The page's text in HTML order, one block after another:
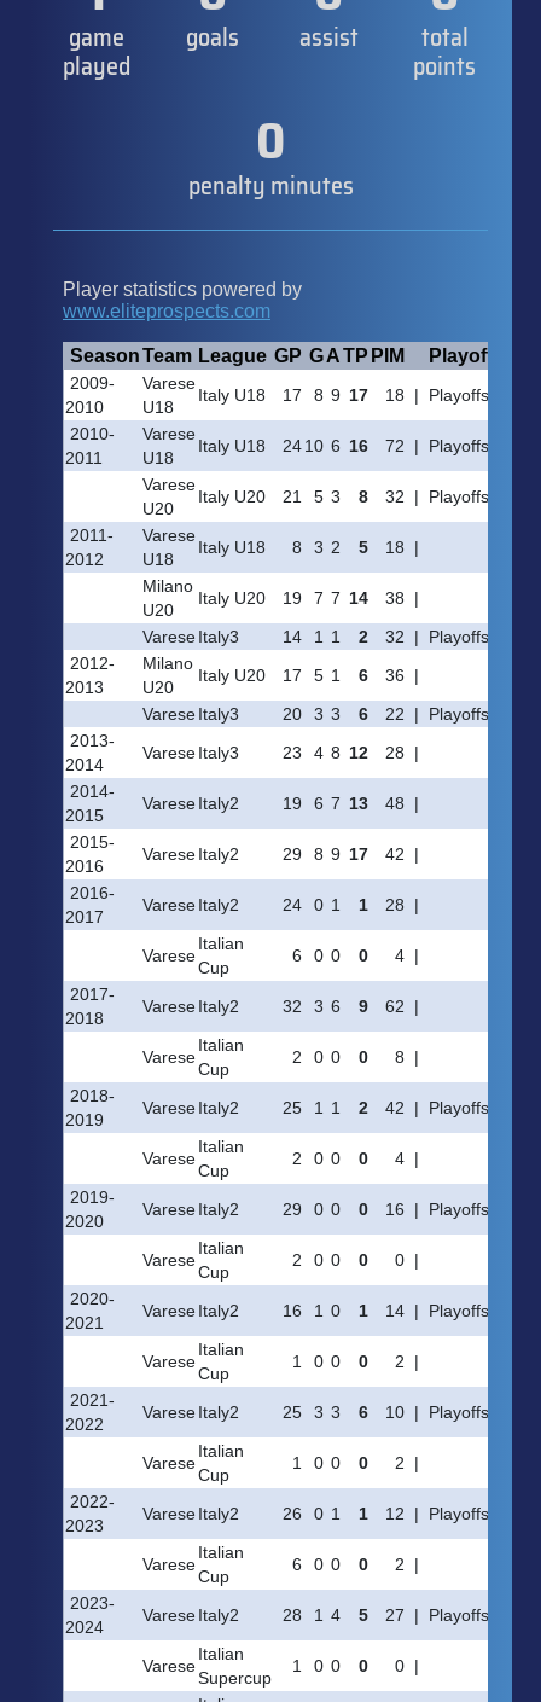
game
played
goals assist total
points
0
penalty minutes